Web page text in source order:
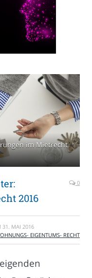
im Mietrecht
2016
0
31. MAI 2016
EIGENTUMS- RECHT